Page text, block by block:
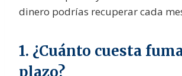
dinero podrías recuperar cada
1. ¿Cuánto cuesta
plazo?